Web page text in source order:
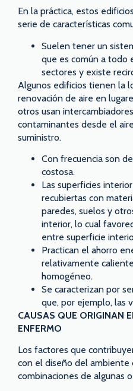
En la práctica, estos
serie de características
Suelen tener un
que es común a todo
sectores y existe
Algunos edificios tienen la
renovación de aire en
otros usan
contaminantes desde el
suministro.
Con frecuencia son
costosa.
Las superficies
recubiertas con
paredes, suelos y
interior, lo cual
entre superficie
Practican el ahorro
relativamente
homogéneo.
Se caracterizan por
que, por ejemplo, las
CAUSAS QUE ORIGINAN
ENFERMO
Los factores que
con el diseño del ambiente
combinaciones de algunas